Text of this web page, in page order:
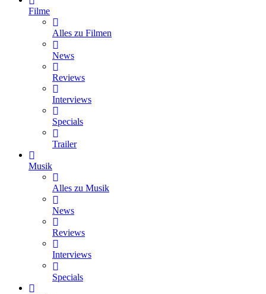
Filme
Alles zu Filmen
News
Reviews
Interviews
Specials
Trailer
Musik
Alles zu Musik
News
Reviews
Interviews
Specials